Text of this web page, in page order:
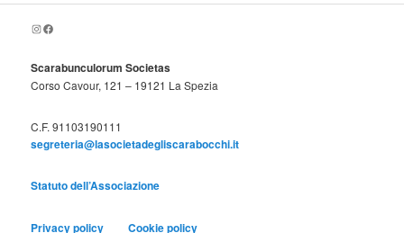
Scarabunculorum.societas
Scarabunculorum Societas
Scarabunculorum Societas
Corso Cavour, 121 – 19121 La Spezia
C.F. 91103190111
segreteria@lasocietadegliscarabocchi.it
Statuto dell’Associazione
Privacy policy Cookie policy